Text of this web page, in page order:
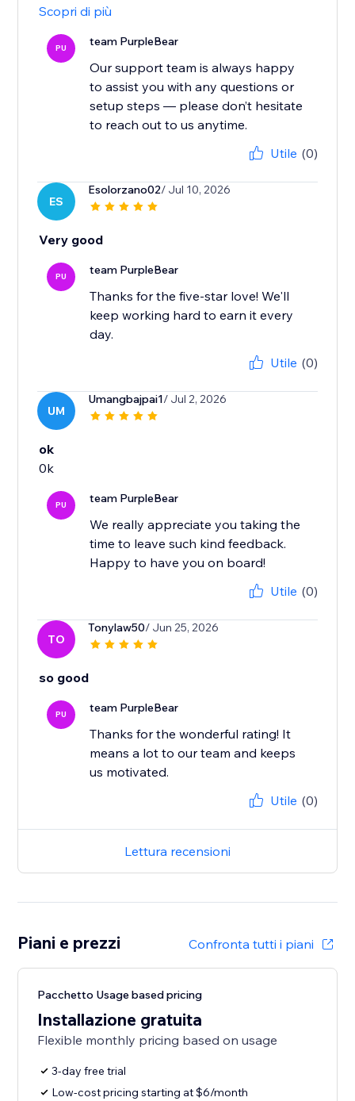
Scopri di più
PU team PurpleBear
Our support team is always happy
to assist you with any questions or
setup steps — please don’t hesitate
to reach out to us anytime.
Utile (0)
ES
Esolorzano02/ Jul 10, 2026
Very good
PU team PurpleBear
Thanks for the five-star love! We'll
keep working hard to earn it every
day.
Utile (0)
UM
Umangbajpai1/ Jul 2, 2026
ok
0k
PU team PurpleBear
We really appreciate you taking the
time to leave such kind feedback.
Happy to have you on board!
Utile (0)
TO
Tonylaw50/ Jun 25, 2026
so good
PU team PurpleBear
Thanks for the wonderful rating! It
means a lot to our team and keeps
us motivated.
Utile (0)
Lettura recensioni
Piani e prezzi Confronta tutti i piani
Pacchetto Usage based pricing
Installazione gratuita
Flexible monthly pricing based on usage
3-day free trial
Low-cost pricing starting at $6/month